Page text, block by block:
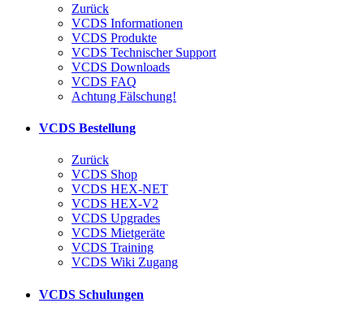
Zurück
VCDS Informationen
VCDS Produkte
VCDS Technischer Support
VCDS Downloads
VCDS FAQ
Achtung Fälschung!
VCDS Bestellung
Zurück
VCDS Shop
VCDS HEX-NET
VCDS HEX-V2
VCDS Upgrades
VCDS Mietgeräte
VCDS Training
VCDS Wiki Zugang
VCDS Schulungen